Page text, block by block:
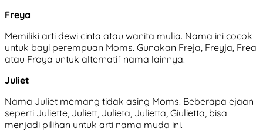
Freya
Memiliki arti dewi cinta atau wanita mulia. Nama ini cocok
untuk bayi perempuan Moms. Gunakan Freja, Freyja, Frea
atau Froya untuk alternatif nama lainnya.
Juliet
Nama Juliet memang tidak asing Moms. Beberapa ejaan
seperti Juliette, Juliett, Julieta, Julietta, Giulietta, bisa
menjadi pilihan untuk arti nama muda ini.